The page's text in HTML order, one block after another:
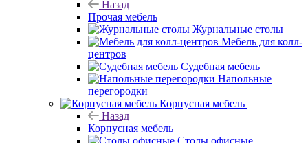
Назад
Прочая мебель
Журнальные столы
Мебель для колл-
центров
Судебная мебель
Напольные
перегородки
Корпусная мебель
Назад
Корпусная мебель
Столы офисные